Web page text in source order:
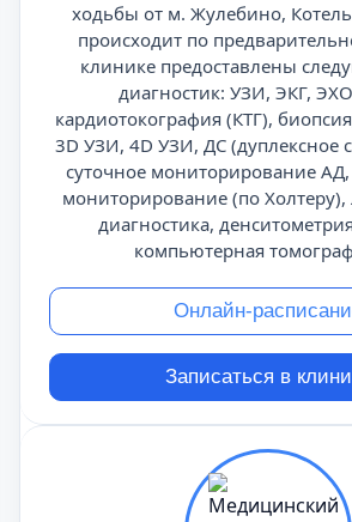
ходьбы от м. Жулебино,
происходит по
клинике предоставлены
диагностик: УЗИ, ЭКГ,
кардиотокография (КТГ),
3D УЗИ, 4D УЗИ, ДС (дуплексное
суточное мониторирование АД,
мониторирование (по Холтеру),
диагностика,
компьютерная
Онлайн-
Записаться в